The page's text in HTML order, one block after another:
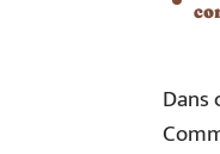
Dans